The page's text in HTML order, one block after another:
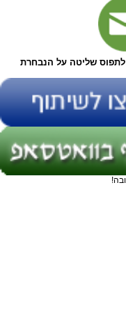
לתפוס שליטה על הנבחרת